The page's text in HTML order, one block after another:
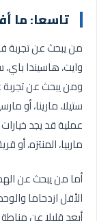
تاسعا: ما
من يبحث عن تجربة
وايت، هاسيندا
ومن يبحث عن تجربة
ستيلا، مارينا، أو
عملية قد يجد
ماربيا، المنتزه، أو
أما من يبحث عن
الأقل ازدحاما